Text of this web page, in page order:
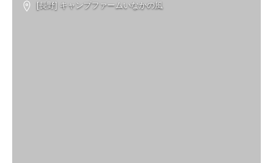
[長野] キャンプファームいなかの風